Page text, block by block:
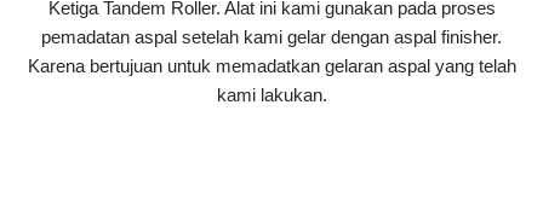
Ketiga Tandem Roller. Alat ini kami gunakan pada proses
pemadatan aspal setelah kami gelar dengan aspal finisher.
Karena bertujuan untuk memadatkan gelaran aspal yang telah
kami lakukan.